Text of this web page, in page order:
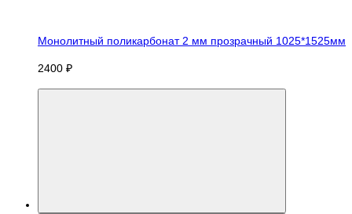
Монолитный поликарбонат 2 мм прозрачный 1025*1525мм
2400 ₽